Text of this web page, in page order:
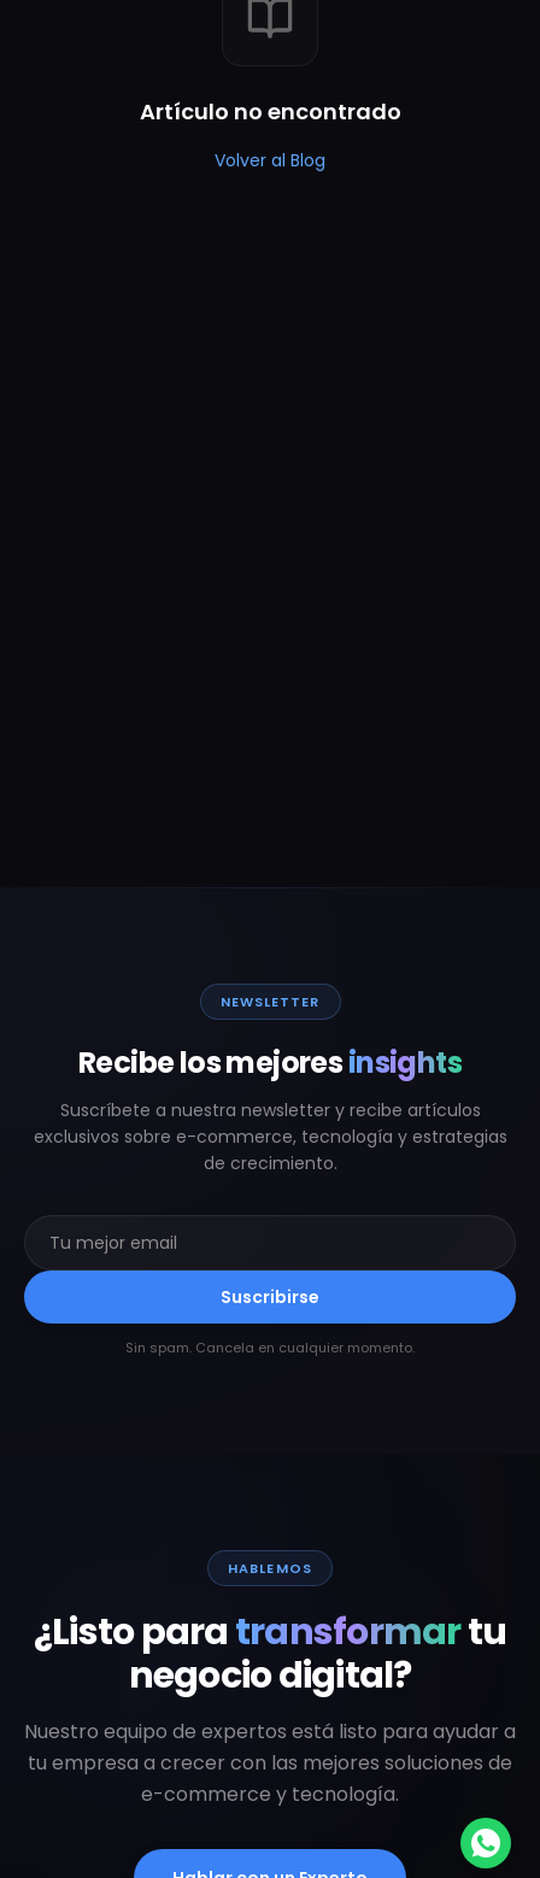
Artículo no encontrado
Volver al Blog
NEWSLETTER
Recibe los mejoresinsights
Suscríbete a nuestra newsletter y recibe artículos
exclusivos sobre e-commerce, tecnología y estrategias
de crecimiento.
Suscribirse
Sin spam. Cancela en cualquier momento.
HABLEMOS
¿Listo paratransformartu
negocio digital?
Nuestro equipo de expertos está listo para ayudar a
tu empresa a crecer con las mejores soluciones de
e-commerce y tecnología.